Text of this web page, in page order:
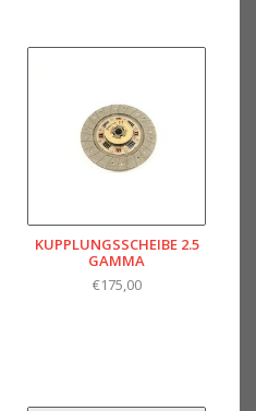
KUPPLUNGSSCHEIBE 2.5
GAMMA
€175,00